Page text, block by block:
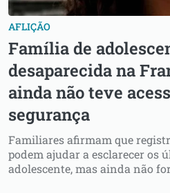
AFLIÇÃO
Família de
desaparecida na
ainda não teve
segurança
Familiares afirmam que
podem ajudar a esclarecer os
adolescente, mas ainda não